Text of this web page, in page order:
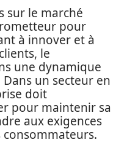
sur le marché
pour
à innover et à
le
une dynamique
un secteur en
doit
pour maintenir sa
aux exigences